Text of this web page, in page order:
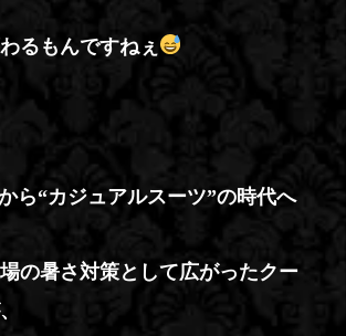
るもんですねぇ
ら“カジュアルスーツ”の時代へ
の暑さ対策として広がったクー